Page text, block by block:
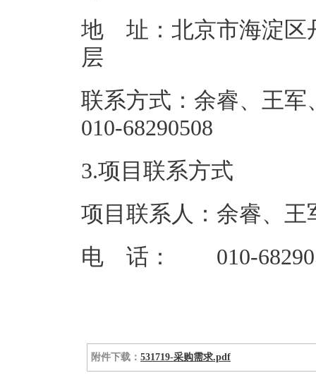
地 址：北京市海淀区
联系方式：余睿、王军
010-
3.项目联系方式
项目联系人：余睿、王
电 话： 010-
附件下载： 531719-采购需求.pdf